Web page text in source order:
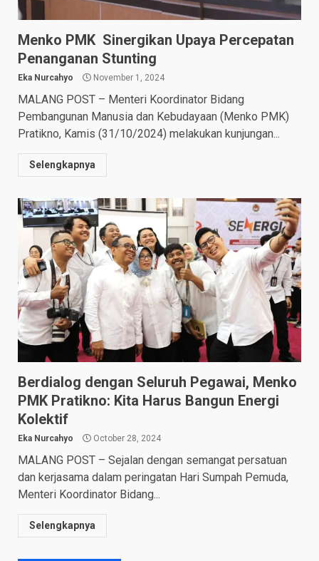
Menko PMK Sinergikan Upaya Percepatan
Penanganan Stunting
Eka Nurcahyo November 1, 2024
MALANG POST – Menteri Koordinator Bidang
Pembangunan Manusia dan Kebudayaan (Menko PMK)
Pratikno, Kamis (31/10/2024) melakukan kunjungan...
Selengkapnya
Berdialog dengan Seluruh Pegawai, Menko
PMK Pratikno: Kita Harus Bangun Energi
Kolektif
Eka Nurcahyo October 28, 2024
MALANG POST – Sejalan dengan semangat persatuan
dan kerjasama dalam peringatan Hari Sumpah Pemuda,
Menteri Koordinator Bidang...
Selengkapnya